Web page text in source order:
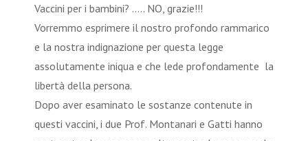
Vaccini per i bambini? ….. NO, grazie!!!
Vorremmo esprimere il nostro profondo rammarico
e la nostra indignazione per questa legge
assolutamente iniqua e che lede profondamente la
libertà della persona.
Dopo aver esaminato le sostanze contenute in
questi vaccini, i due Prof. Montanari e Gatti hanno